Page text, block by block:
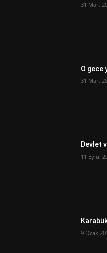
31 Mart
O gece
31 Mart
Devlet
11 Eylül
9 Ocak